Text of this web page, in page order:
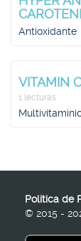
Antioxidante
VITAMIN
1 lecturas
Política de
© 2015 -